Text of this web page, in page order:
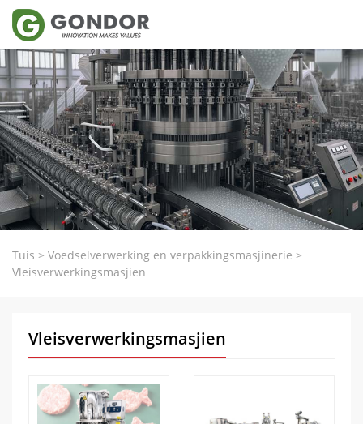
Tuis > Voedselverwerking en verpakkingsmasjinerie >
Vleisverwerkingsmasjien
Vleisverwerkingsmasjien